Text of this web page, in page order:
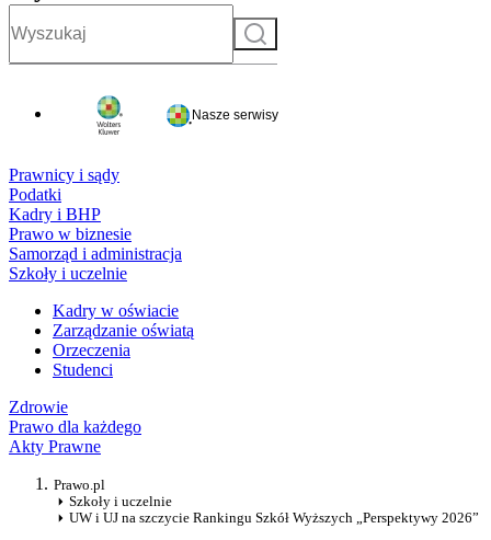
Szukaj
Nasze serwisy
Prawnicy i sądy
Podatki
Kadry i BHP
Prawo w biznesie
Samorząd i administracja
Szkoły i uczelnie
Kadry w oświacie
Zarządzanie oświatą
Orzeczenia
Studenci
Zdrowie
Prawo dla każdego
Akty Prawne
Prawo.pl
Szkoły i uczelnie
UW i UJ na szczycie Rankingu Szkół Wyższych „Perspektywy 2026”